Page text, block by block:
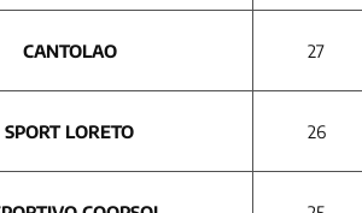
CANTOLAO 27
SPORT LORETO 26